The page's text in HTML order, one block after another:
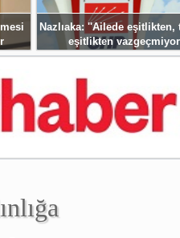
Nazlıaka: ''Ailede eşitlikten,
eşitlikten